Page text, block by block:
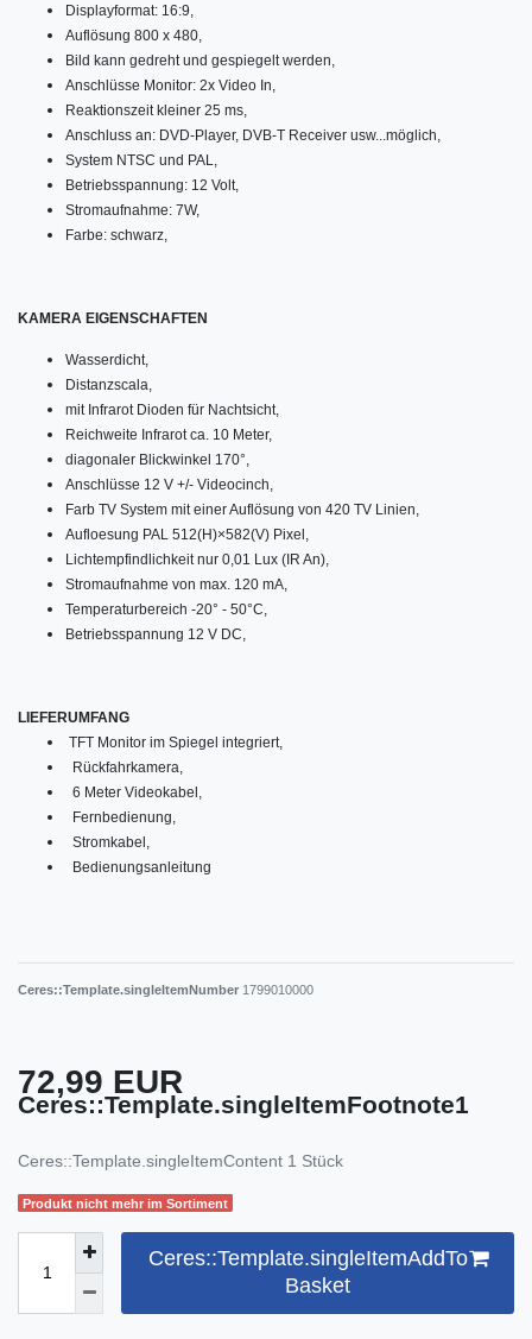
Displayformat: 16:9,
Auflösung 800 x 480,
Bild kann gedreht und gespiegelt werden,
Anschlüsse Monitor: 2x Video In,
Reaktionszeit kleiner 25 ms,
Anschluss an: DVD-Player, DVB-T Receiver usw...möglich,
System NTSC und PAL,
Betriebsspannung: 12 Volt,
Stromaufnahme: 7W,
Farbe: schwarz,
KAMERA EIGENSCHAFTEN
Wasserdicht,
Distanzscala,
mit Infrarot Dioden für Nachtsicht,
Reichweite Infrarot ca. 10 Meter,
diagonaler Blickwinkel 170°,
Anschlüsse 12 V +/- Videocinch,
Farb TV System mit einer Auflösung von 420 TV Linien,
Aufloesung PAL 512(H)×582(V) Pixel,
Lichtempfindlichkeit nur 0,01 Lux (IR An),
Stromaufnahme von max. 120 mA,
Temperaturbereich -20° - 50°C,
Betriebsspannung 12 V DC,
LIEFERUMFANG
TFT Monitor im Spiegel integriert,
Rückfahrkamera,
6 Meter Videokabel,
Fernbedienung,
Stromkabel,
Bedienungsanleitung
Ceres::Template.singleItemNumber 1799010000
72,99 EUR
Ceres::Template.singleItemFootnote1
Ceres::Template.singleItemContent 1 Stück
Produkt nicht mehr im Sortiment
Ceres::Template.singleItemAddTo
Basket